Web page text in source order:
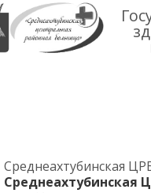
Среднеахтубинская
Среднеахтубинская